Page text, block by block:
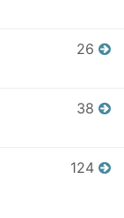
26
38
124